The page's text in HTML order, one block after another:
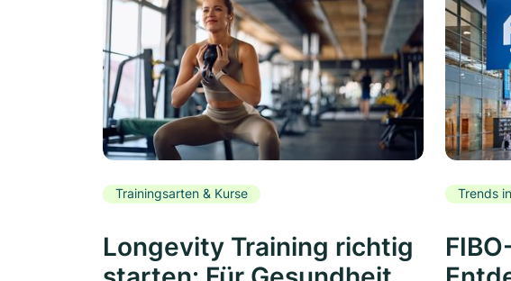
Trainingsarten & Kurse
Longevity Training richtig
Trends